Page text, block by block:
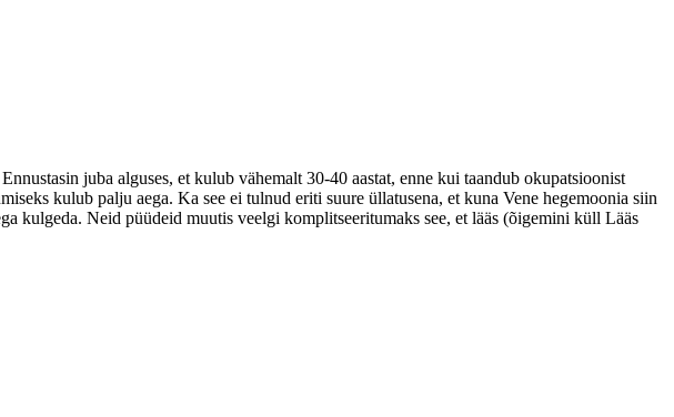
juba alguses, et kulub vähemalt 30-40 aastat, enne kui taandub okupatsioonist
kulub palju aega. Ka see ei tulnud eriti suure üllatusena, et kuna Vene hegemoonia siin
kulgeda. Neid püüdeid muutis veelgi komplitseeritumaks see, et lääs (õigemini küll Lääs